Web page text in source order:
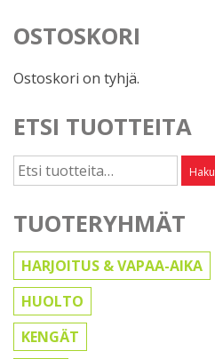
OSTOSKORI
Ostoskori on tyhjä.
ETSI TUOTTEITA
Etsi: Haku
TUOTERYHMÄT
HARJOITUS & VAPAA-AIKA
HUOLTO
KENGÄT